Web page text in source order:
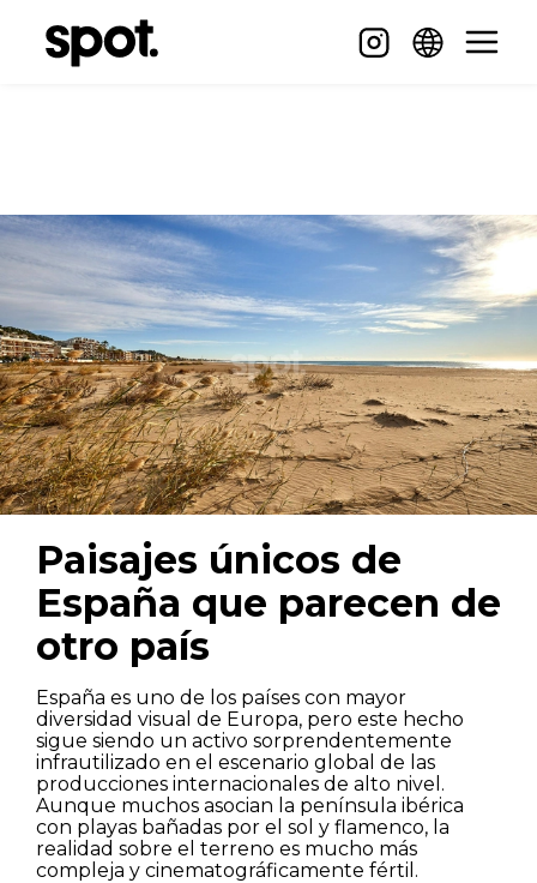
Paisajes únicos de
España que parecen de
otro país
España es uno de los países con mayor
diversidad visual de Europa, pero este hecho
sigue siendo un activo sorprendentemente
infrautilizado en el escenario global de las
producciones internacionales de alto nivel.
Aunque muchos asocian la península ibérica
con playas bañadas por el sol y flamenco, la
realidad sobre el terreno es mucho más
compleja y cinematográficamente fértil.